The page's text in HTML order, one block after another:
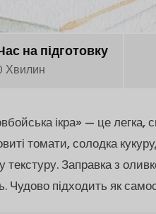
на підготовку
Хвилин
ікра» — це легка,
томати, солодка
текстуру. Заправка з
Чудово підходить як